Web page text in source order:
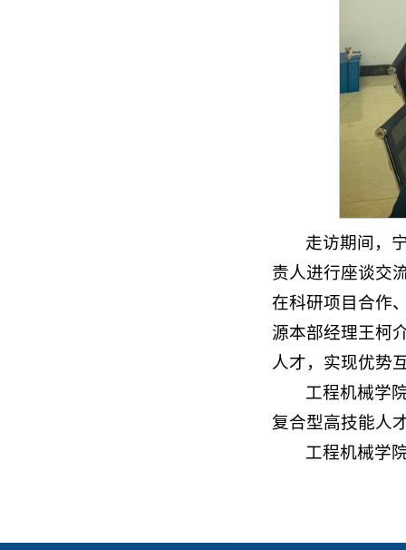
走访期间，
责人进行座谈交
在科研项目合作
源本部经理王柯
人才，实现优势
工程机械学
复合型高技能人
工程机械学